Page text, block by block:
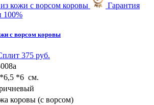
Гарантия
100%
с ворсом коровы
375 руб.
*6 см.
коровы (с ворсом)